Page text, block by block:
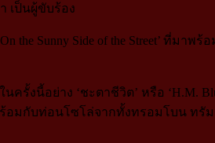
เป็นผู้ขับร้อง
Sunny Side of the Street’ ที่มาพ
งนี้อย่าง ‘ชะตาชีวิต’ หรือ ‘H.M.
ร้อมกับท่อนโซโล่จากทั้งทรอมโบน ทรั